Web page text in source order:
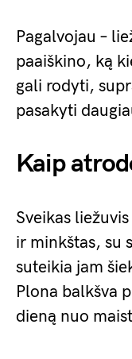
Pagalvojau –
paaiškino, ką
gali rodyti,
pasakyti
Kaip
Sveikas
ir minkštas, su
suteikia jam
Plona balkšva
dieną nuo